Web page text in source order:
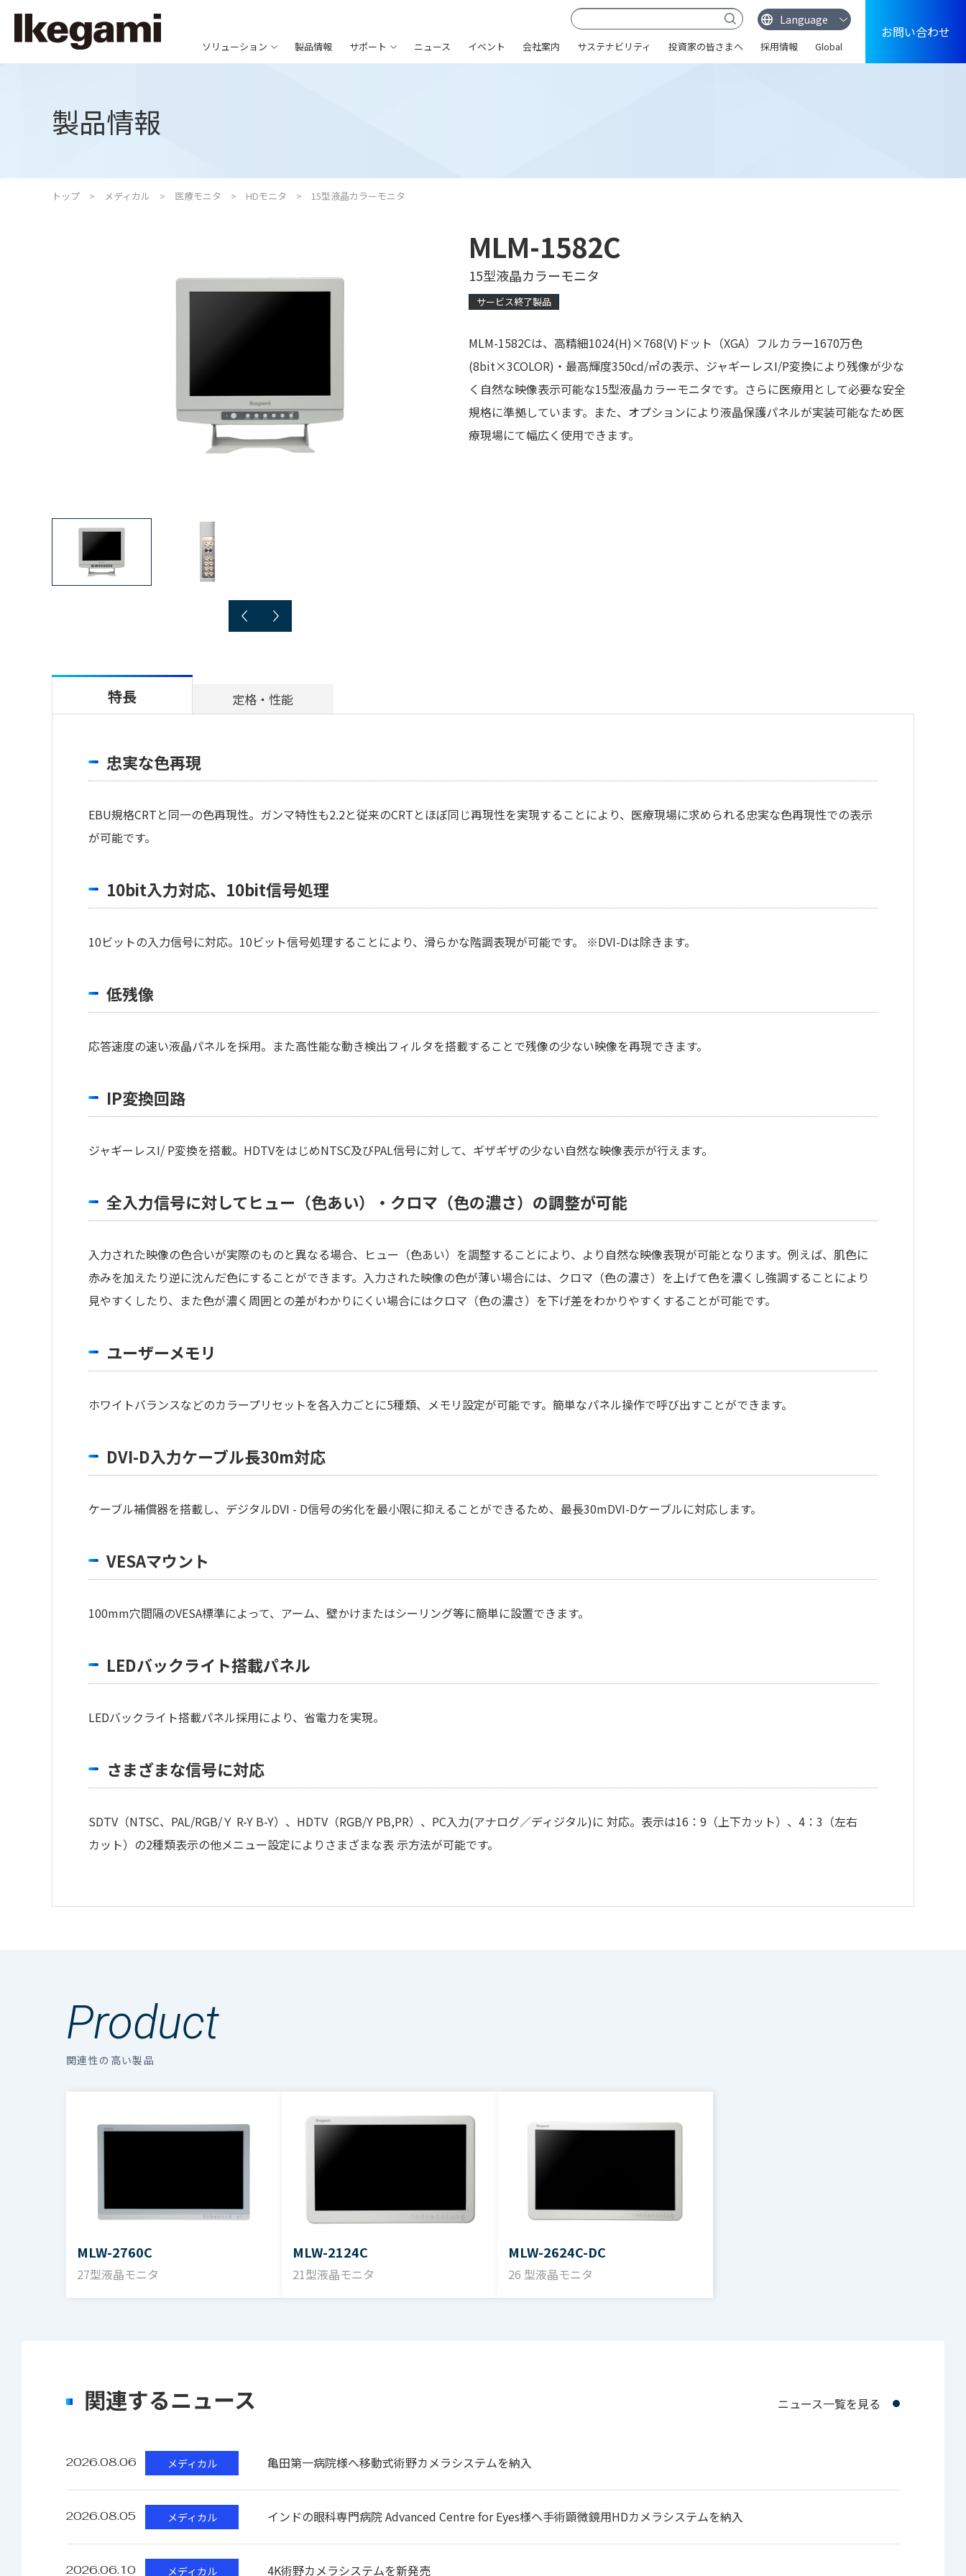
お問い合わせ
ソリューション 製品情報 サポート ニュース イベント 会社案内 サステナビリティ 投資家の皆さまへ 採用情報 Global
製品情報
トップ メディカル 医療モニタ HDモニタ 15型液晶カラーモニタ
MLM-1582C
15型液晶カラーモニタ
サービス終了製品
MLM-1582Cは、高精細1024(H)×768(V)ドット（XGA）フルカラー1670万色
(8bit×3COLOR)・最高輝度350cd/㎡の表示、ジャギーレスI/P変換により残像が少な
く自然な映像表示可能な15型液晶カラーモニタです。さらに医療用として必要な安全
規格に準拠しています。また、オプションにより液晶保護パネルが実装可能なため医
療現場にて幅広く使用できます。
特長 定格・性能
忠実な色再現
EBU規格CRTと同一の色再現性。ガンマ特性も2.2と従来のCRTとほぼ同じ再現性を実現することにより、医療現場に求められる忠実な色再現性での表示
が可能です。
10bit入力対応、10bit信号処理
10ビットの入力信号に対応。10ビット信号処理することにより、滑らかな階調表現が可能です。 ※DVI-Dは除きます。
低残像
応答速度の速い液晶パネルを採用。また高性能な動き検出フィルタを搭載することで残像の少ない映像を再現できます。
IP変換回路
ジャギーレスI/ P変換を搭載。HDTVをはじめNTSC及びPAL信号に対して、ギザギザの少ない自然な映像表示が行えます。
全入力信号に対してヒュー（色あい）・クロマ（色の濃さ）の調整が可能
入力された映像の色合いが実際のものと異なる場合、ヒュー（色あい）を調整することにより、より自然な映像表現が可能となります。例えば、肌色に
赤みを加えたり逆に沈んだ色にすることができます。入力された映像の色が薄い場合には、クロマ（色の濃さ）を上げて色を濃くし強調することにより
見やすくしたり、また色が濃く周囲との差がわかりにくい場合にはクロマ（色の濃さ）を下げ差をわかりやすくすることが可能です。
ユーザーメモリ
ホワイトバランスなどのカラープリセットを各入力ごとに5種類、メモリ設定が可能です。簡単なパネル操作で呼び出すことができます。
DVI-D入力ケーブル長30m対応
ケーブル補償器を搭載し、デジタルDVI - D信号の劣化を最小限に抑えることができるため、最長30mDVI-Dケーブルに対応します。
VESAマウント
100mm穴間隔のVESA標準によって、アーム、壁かけまたはシーリング等に簡単に設置できます。
LEDバックライト搭載パネル
LEDバックライト搭載パネル採用により、省電力を実現。
さまざまな信号に対応
SDTV（NTSC、PAL/RGB/Ｙ R-Y B-Y）、HDTV（RGB/Y PB,PR）、PC入力(アナログ／ディジタル)に 対応。表示は16：9（上下カット）、4：3（左右
カット）の2種類表示の他メニュー設定によりさまざまな表 示方法が可能です。
最大輝度
表示解像度 最大1024（H）×768（V）
入力信号
Y/C 1系統
HDTVアナログ Y, Pb, Pr / RGB 1系統
PC DVI：DVI-D 1系統 : サポート解像度：VGA～SXGA
周囲温度 +5℃～+35℃
外形寸法 W366 × H326 × D98 mm
Product
関連性の高い製品
MLW-2760C
27型液晶モニタ
MLW-2124C
21型液晶モニタ
MLW-2624C-DC
26 型液晶モニタ
関連するニュース
2026.08.06 メディカル 亀田第一病院様へ移動式術野カメラシステムを納入
2026.08.05 メディカル インドの眼科専門病院 Advanced Centre for Eyes様へ手術顕微鏡用HDカメラシステムを納入
2026.06.10 メディカル 4K術野カメラシステムを新発売
ニュース一覧を見る